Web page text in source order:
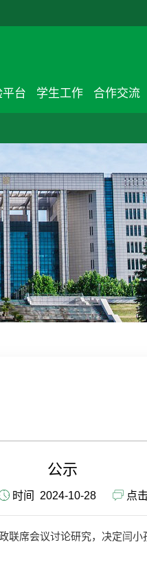
平台 学生工作 合作交流
公示
时间 2024-10-28 点
联席会议讨论研究，决定闫